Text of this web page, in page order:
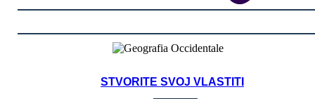
STVORITE SVOJ VLASTITI